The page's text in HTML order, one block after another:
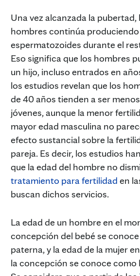
Una vez alcanzada la pubertad,
hombres continúa produciendo
espermatozoides durante el
Eso significa que los hombres
un hijo, incluso entrados en
los estudios revelan que los
de 40 años tienden a ser
jóvenes, aunque la menor
mayor edad masculina no
efecto sustancial sobre la
pareja. Es decir, los estudios
que la edad del hombre no
tratamiento para fertilidad en
buscan dichos servicios.
La edad de un hombre en el
concepción del bebé se
paterna, y la edad de la mujer
la concepción se conoce como